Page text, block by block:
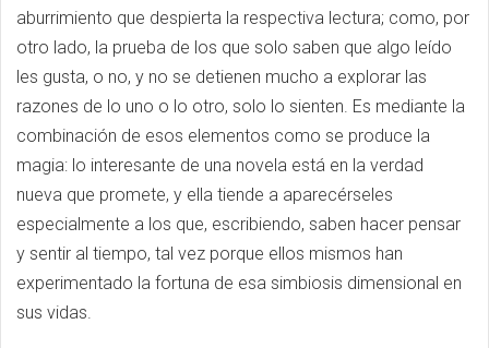
aburrimiento que despierta la respectiva lectura; como, por
otro lado, la prueba de los que solo saben que algo leído
les gusta, o no, y no se detienen mucho a explorar las
razones de lo uno o lo otro, solo lo sienten. Es mediante la
combinación de esos elementos como se produce la
magia: lo interesante de una novela está en la verdad
nueva que promete, y ella tiende a aparecérseles
especialmente a los que, escribiendo, saben hacer pensar
y sentir al tiempo, tal vez porque ellos mismos han
experimentado la fortuna de esa simbiosis dimensional en
sus vidas.